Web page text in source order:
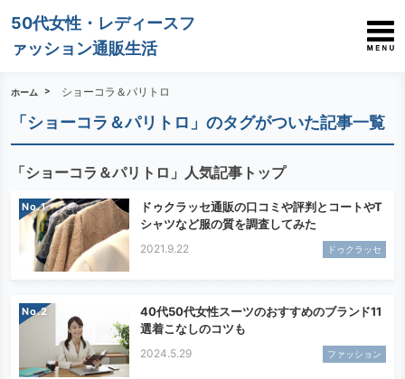
50代女性・レディースフ
ァッション通販生活
ホーム ショーコラ＆パリトロ
「ショーコラ＆パリトロ」のタグがついた記事一覧
「ショーコラ＆パリトロ」人気記事トップ
No.
ドゥクラッセ通販の口コミや評判とコートやT
シャツなど服の質を調査してみた
2021.9.22 ドゥクラッセ
No.
40代50代女性スーツのおすすめのブランド11
選着こなしのコツも
2024.5.29 ファッション